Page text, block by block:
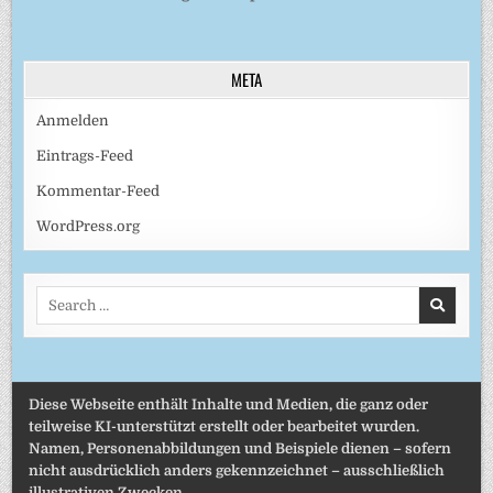
META
Anmelden
Eintrags-Feed
Kommentar-Feed
WordPress.org
Search
Diese Webseite enthält Inhalte und Medien, die ganz oder
teilweise KI-unterstützt erstellt oder bearbeitet wurden.
Namen, Personenabbildungen und Beispiele dienen – sofern
nicht ausdrücklich anders gekennzeichnet – ausschließlich